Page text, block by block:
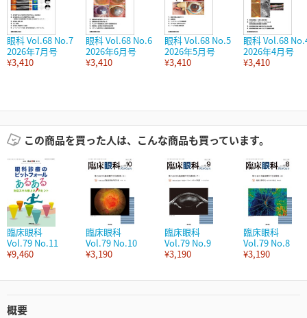
眼科 Vol.68 No.7
2026年7月号
¥3,410
眼科 Vol.68 No.6
2026年6月号
¥3,410
眼科 Vol.68 No.5
2026年5月号
¥3,410
眼科 Vol.68
2026年4月号
¥3,410
この商品を買った人は、こんな商品も買っています。
臨床眼科
Vol.79 No.11
¥9,460
臨床眼科
Vol.79 No.10
¥3,190
臨床眼科
Vol.79 No.9
¥3,190
臨床眼科
Vol.79 No.8
¥3,190
概要